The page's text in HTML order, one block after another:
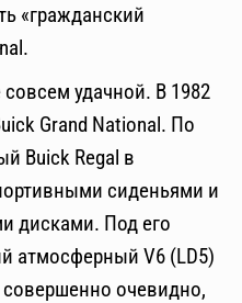
«гражданский
удачной. В 1982
Grand National. По
Buick Regal в
сиденьями и
дисками. Под его
атмосферный V6 (LD5)
очевидно,